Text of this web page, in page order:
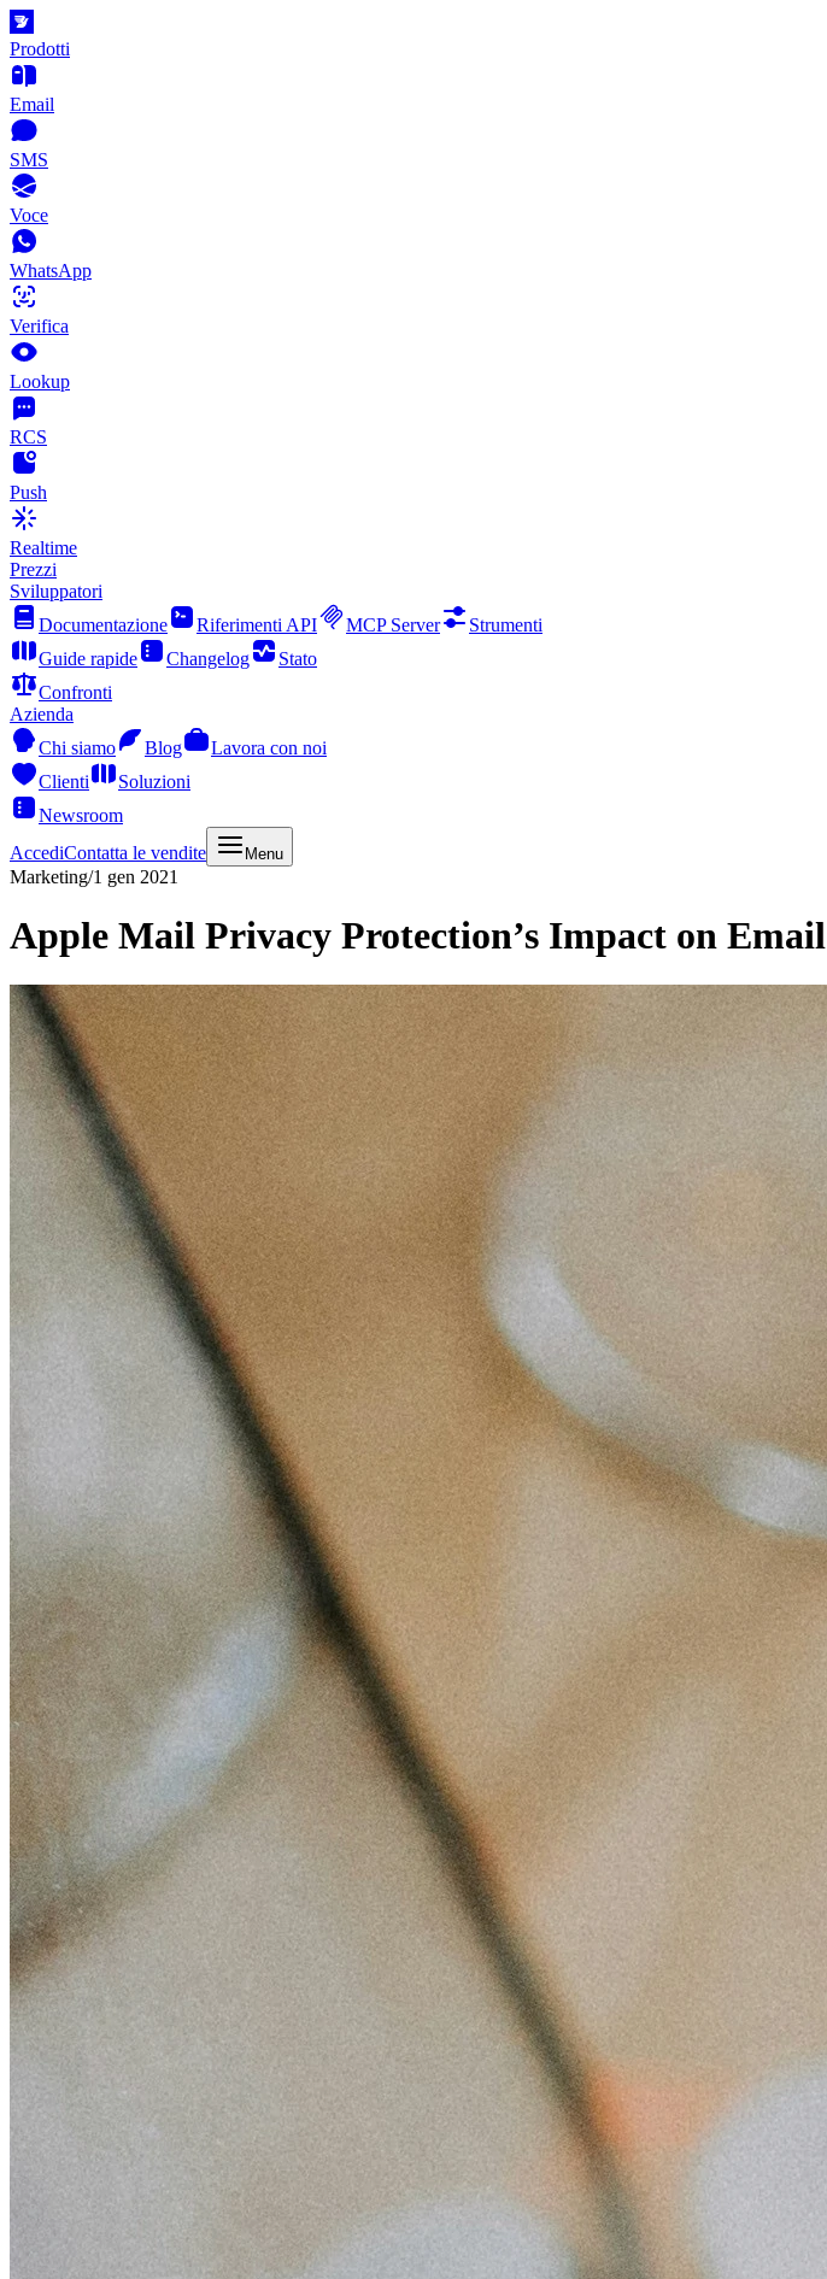
Prodotti
Email
SMS
Voce
WhatsApp
Verifica
Lookup
RCS
Push
Realtime
Prezzi
Sviluppatori
Documentazione
Riferimenti API MCP Server
Strumenti
Guide rapide
Changelog
Stato
Confronti
Azienda
Chi siamo
Blog
Lavora con noi
Clienti
Soluzioni
Newsroom
AccediContatta le vendite Menu
Marketing/1 gen 2021
Apple Mail Privacy Protection’s Impact on Email